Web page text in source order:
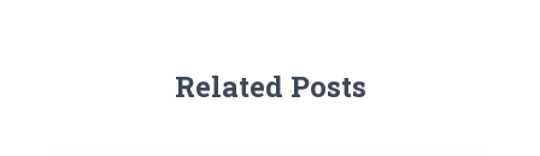
Related Posts